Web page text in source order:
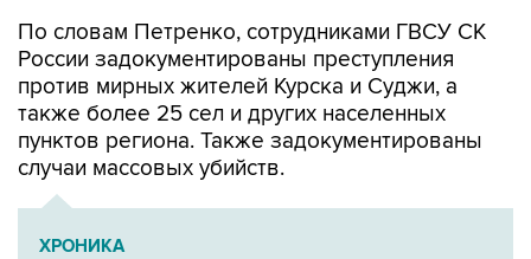
По словам Петренко, сотрудниками ГВСУ СК
России задокументированы преступления
против мирных жителей Курска и Суджи, а
также более 25 сел и других населенных
пунктов региона. Также задокументированы
случаи массовых убийств.
ХРОНИКА